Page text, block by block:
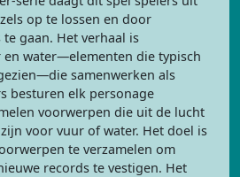
op te lossen en door
gaan. Het verhaal is
water—elementen die typisch
samenwerken als
besturen elk personage
voorwerpen die uit de lucht
voor vuur of water. Het doel is
te verzamelen om
records te vestigen. Het